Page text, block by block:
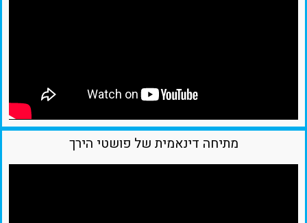
מתיחה דינאמית של פושטי הירך